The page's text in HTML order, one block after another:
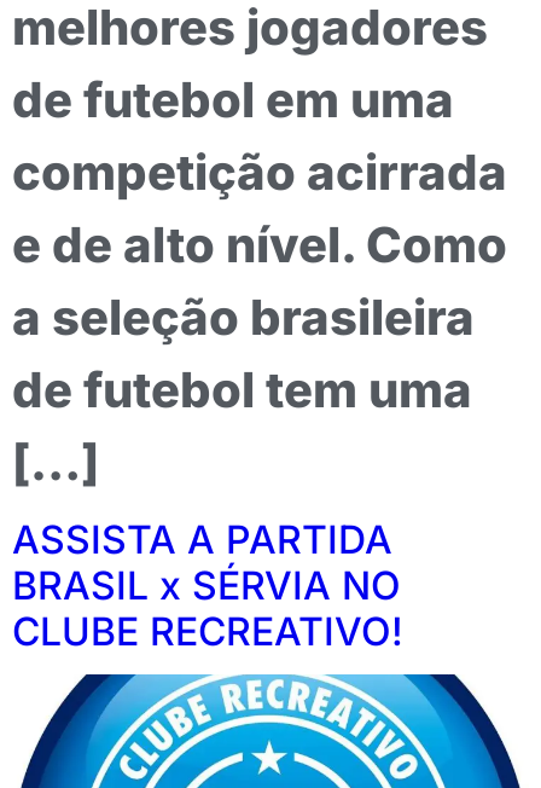
melhores jogadores
de futebol em uma
competição acirrada
e de alto nível. Como
a seleção brasileira
de futebol tem uma
[…]
ASSISTA A PARTIDA
BRASIL x SÉRVIA NO
CLUBE RECREATIVO!